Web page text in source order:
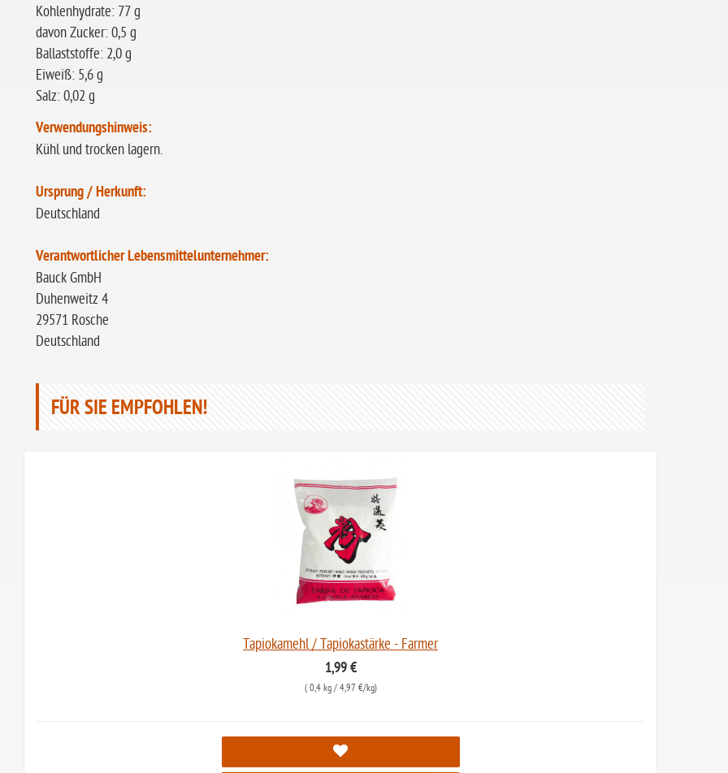
Kohlenhydrate: 77 g
davon Zucker: 0,5 g
Ballaststoffe: 2,0 g
Eiweiß: 5,6 g
Salz: 0,02 g
Verwendungshinweis:
Kühl und trocken lagern.
Ursprung / Herkunft:
Deutschland
Verantwortlicher Lebensmittelunternehmer:
Bauck GmbH
Duhenweitz 4
29571 Rosche
Deutschland
FÜR SIE EMPFOHLEN!
Tapiokamehl / Tapiokastärke - Farmer
1,99 €
( 0,4 kg/ 4,97 €/kg)